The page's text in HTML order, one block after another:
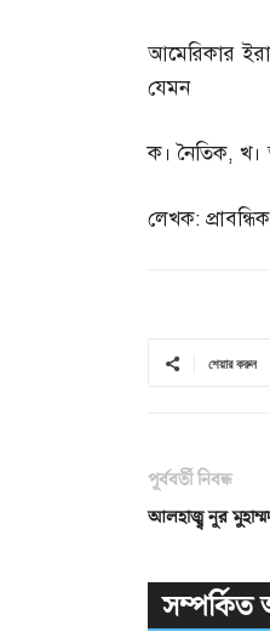
আমেরিকার
যেমন
ক। নৈতিক, খ।
লেখক: প্রাবন্ধিক
শেয়ার করুন
পূর্ববর্তী নিবন্ধ
আলহাজ্ব্ব নূর